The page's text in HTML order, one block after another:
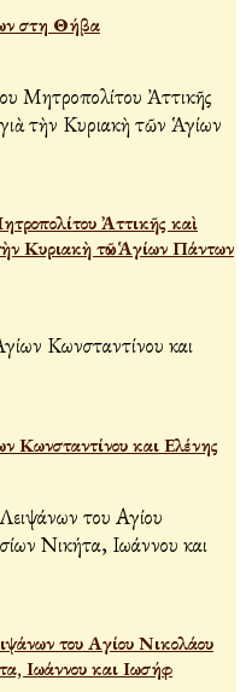
στη Θήβα
Ἀττικῆς καὶ
Κυριακὴ τῶν Ἁγίων Πάντων
Κωνσταντίνου και Ελένης
του Αγίου Νικολάου
Ιωάννου και Ιωσήφ